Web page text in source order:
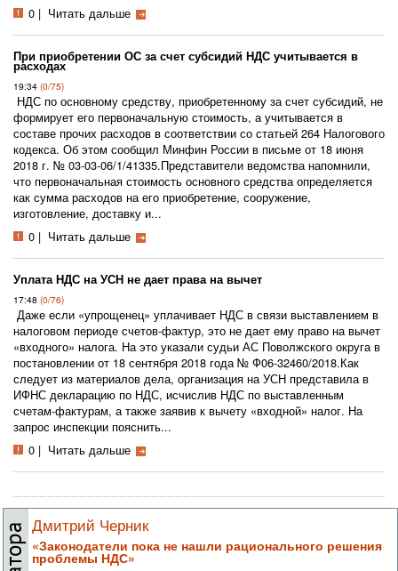
0 | Читать дальше
При приобретении ОС за счет субсидий НДС учитывается в
расходах
19:34 (0/75)
НДС по основному средству, приобретенному за счет субсидий, не
формирует его первоначальную стоимость, а учитывается в
составе прочих расходов в соответствии со статьей 264 Налогового
кодекса. Об этом сообщил Минфин России в письме от 18 июня
2018 г. № 03-03-06/1/41335.Представители ведомства напомнили,
что первоначальная стоимость основного средства определяется
как сумма расходов на его приобретение, сооружение,
изготовление, доставку и...
0 | Читать дальше
Уплата НДС на УСН не дает права на вычет
17:48 (0/76)
Даже если «упрощенец» уплачивает НДС в связи выставлением в
налоговом периоде счетов-фактур, это не дает ему право на вычет
«входного» налога. На это указали судьи АС Поволжского округа в
постановлении от 18 сентября 2018 года № Ф06-32460/2018.Как
следует из материалов дела, организация на УСН представила в
ИФНС декларацию по НДС, исчислив НДС по выставленным
счетам-фактурам, а также заявив к вычету «входной» налог. На
запрос инспекции пояснить...
0 | Читать дальше
Дмитрий Черник
«Законодатели пока не нашли рационального решения
проблемы НДС»